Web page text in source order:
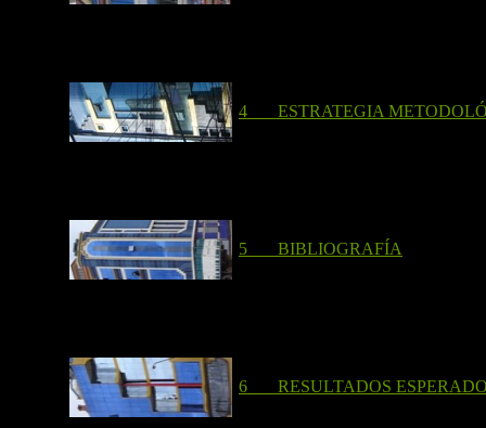
4 ESTRATEGIA
5 BIBLIOGRAFÍA
6 RESULTADOS